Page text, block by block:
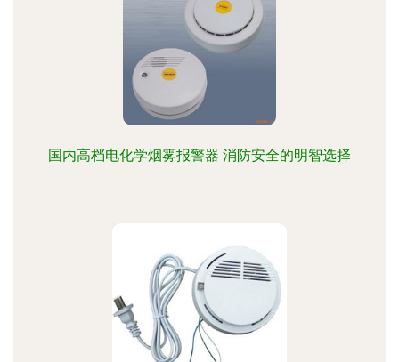
国内高档电化学烟雾报警器 消防安全的明智选择